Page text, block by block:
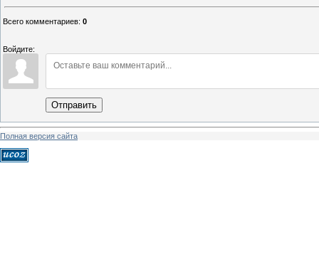
Всего комментариев: 0
Войдите:
Отправить
Полная версия сайта